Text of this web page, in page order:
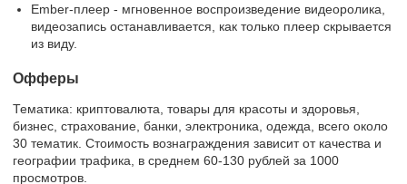
Ember-плеер - мгновенное воспроизведение видеоролика,
видеозапись останавливается, как только плеер скрывается
из виду.
Офферы
Тематика: криптовалюта, товары для красоты и здоровья,
бизнес, страхование, банки, электроника, одежда, всего около
30 тематик. Стоимость вознаграждения зависит от качества и
географии трафика, в среднем 60-130 рублей за 1000
просмотров.